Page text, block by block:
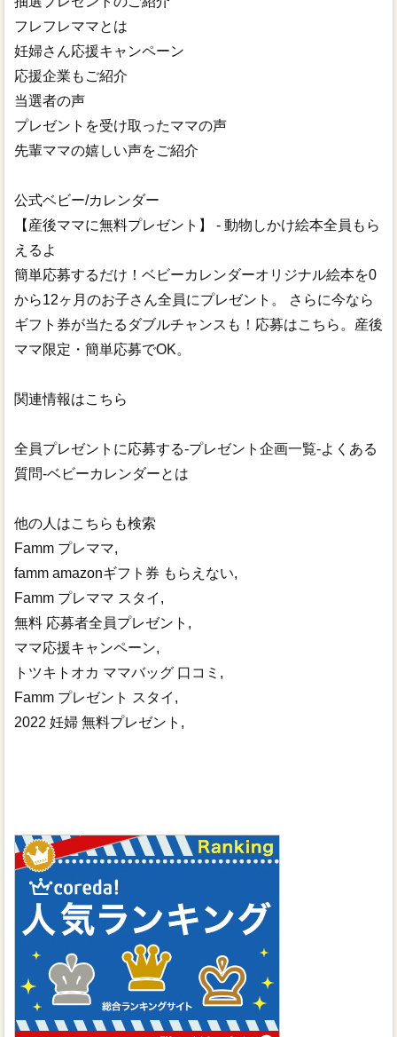
フレフレママとは
妊婦さん応援キャンペーン
応援企業もご紹介
当選者の声
プレゼントを受け取ったママの声
先輩ママの嬉しい声をご紹介
公式ベビー/カレンダー
【産後ママに無料プレゼント】 - 動物しかけ絵本全員もら
えるよ
簡単応募するだけ！ベビーカレンダーオリジナル絵本を0
から12ヶ月のお子さん全員にプレゼント。 さらに今なら
ギフト券が当たるダブルチャンスも！応募はこちら。産後
ママ限定・簡単応募でOK。
関連情報はこちら
全員プレゼントに応募する-プレゼント企画一覧-よくある
質問-ベビーカレンダーとは
他の人はこちらも検索
Famm プレママ,
famm amazonギフト券 もらえない,
Famm プレママ スタイ,
無料 応募者全員プレゼント,
ママ応援キャンペーン,
トツキトオカ ママバッグ 口コミ,
Famm プレゼント スタイ,
2022 妊婦 無料プレゼント,